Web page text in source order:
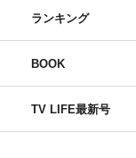
ランキング
BOOK
TV LIFE最新号